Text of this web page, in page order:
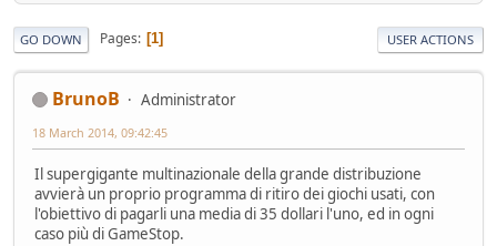
GO DOWN Pages 1 USER ACTIONS
BrunoB Administrator
18 March 2014, 09:42:45
Il supergigante multinazionale della grande distribuzione
avvierà un proprio programma di ritiro dei giochi usati, con
l'obiettivo di pagarli una media di 35 dollari l'uno, ed in ogni
caso più di GameStop.